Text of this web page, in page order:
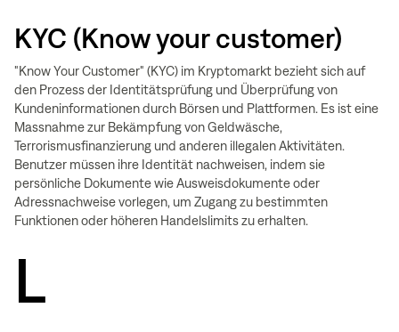
KYC (Know your customer)
"Know Your Customer" (KYC) im Kryptomarkt bezieht sich auf
den Prozess der Identitätsprüfung und Überprüfung von
Kundeninformationen durch Börsen und Plattformen. Es ist eine
Massnahme zur Bekämpfung von Geldwäsche,
Terrorismusfinanzierung und anderen illegalen Aktivitäten.
Benutzer müssen ihre Identität nachweisen, indem sie
persönliche Dokumente wie Ausweisdokumente oder
Adressnachweise vorlegen, um Zugang zu bestimmten
Funktionen oder höheren Handelslimits zu erhalten.
L